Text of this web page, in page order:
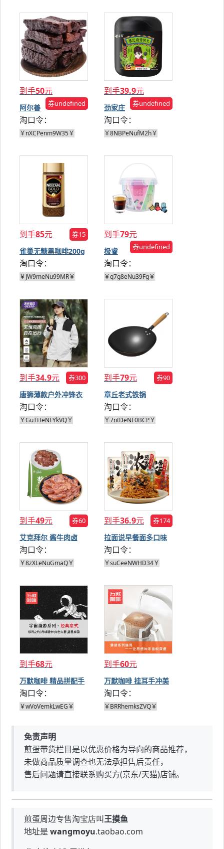
到手50元
券undefined
阿尔善
内蒙牛
肉干
淘口令：
￥nXCPenm9W35￥
到手39.9元
券undefined
劲家庄
黑芝麻
青稞丸
淘口令：
￥8NBPeNufM2h￥
到手85元 券15
雀巢无糖黑咖啡200g
淘口令：
￥JW9meNu99MR￥
到手79元
券undefined
极睿
NESPRESSO
咖啡胶
淘口令：
￥q7g8eNu39Fg￥
到手34.9元 券300
唐狮薄款户外冲锋衣
淘口令：
￥GuTHeNFYkVQ￥
到手79元 券90
章丘老式铁锅
淘口令：
￥7ntDeNF0BCP￥
到手49元 券60
艾克拜尔 酱牛肉卤
300g*3
淘口令：
￥8zXLeNuGmaQ￥
到手36.9元 券174
拉面说早餐面多口味
可选
淘口令：
￥suCeeNWHD34￥
到手68元
万默咖啡 精品拼配手
冲黑咖啡
淘口令：
￥wVoVemkLwEG￥
到手60元
万默咖啡 挂耳手冲美
式黑咖啡
淘口令：
￥BRRhemksZVQ￥
免责声明
煎蛋带货栏目是以优惠价格为导向的商品推荐，
未做商品质量调查也无法承担售后责任，
售后问题请直接联系购买方(京东/天猫)店铺。
煎蛋周边专售淘宝店叫王摸鱼
地址是 wangmoyu.taobao.com